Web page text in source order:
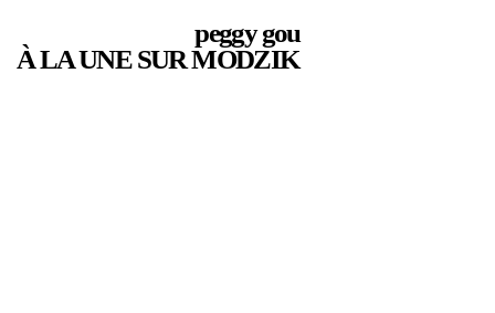
peggy gou
À LA UNE SUR MODZIK